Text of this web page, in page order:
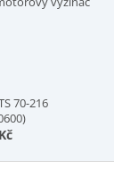
70-216